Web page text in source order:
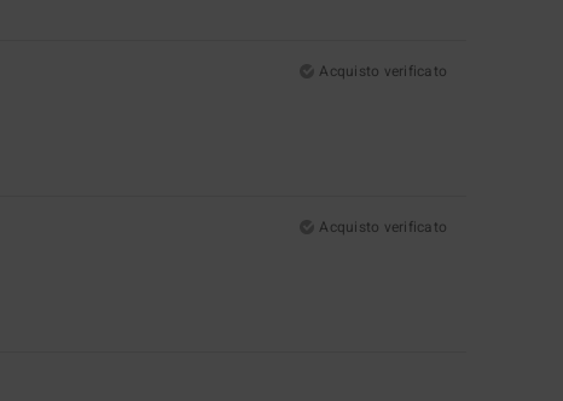
Acquisto verificato
Acquisto verificato